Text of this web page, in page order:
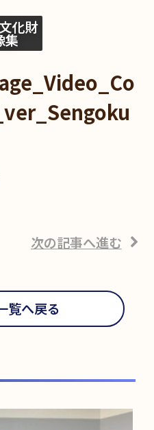
化財
集
次の記事へ進む
覧へ戻る